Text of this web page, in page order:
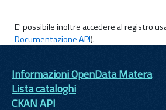
E' possibile inoltre accedere al registro
Documentazione API).
Informazioni OpenData Matera
Lista cataloghi
CKAN API